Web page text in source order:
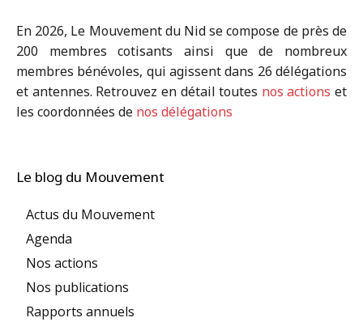
En 2026, Le Mouvement du Nid se compose de près de
200 membres cotisants ainsi que de nombreux
membres bénévoles, qui agissent dans 26 délégations
et antennes. Retrouvez en détail toutes nos actions et
les coordonnées de nos délégations
Le blog du Mouvement
Actus du Mouvement
Agenda
Nos actions
Nos publications
Rapports annuels